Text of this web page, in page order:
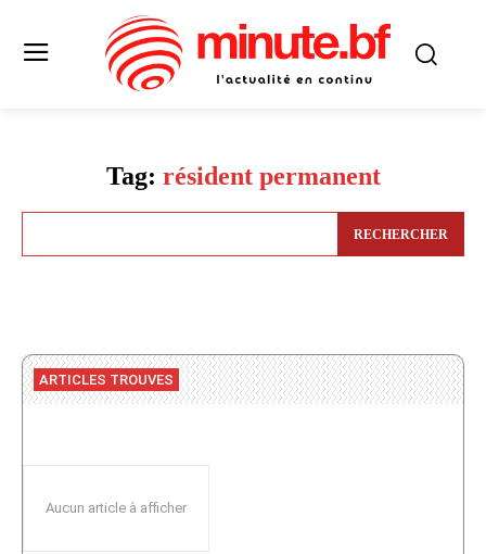
Tag: résident permanent
RECHERCHER
ARTICLES TROUVES
Aucun article à afficher